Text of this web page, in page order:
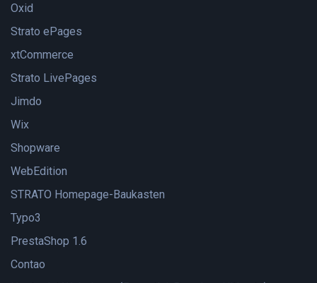
Oxid
Strato ePages
xtCommerce
Strato LivePages
Jimdo
Wix
Shopware
WebEdition
STRATO Homepage-Baukasten
Typo3
PrestaShop 1.6
Contao